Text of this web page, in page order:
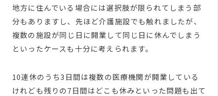
地方に住んでいる場合には選択肢が限られてしまう部
分もありますし、先ほど介護施設でも触れましたが、
複数の施設が同じ日に開業して同じ日に休んでしまう
といったケースも十分に考えられます。
10連休のうち3日間は複数の医療機関が開業している
けれども残りの7日間はどこも休みといった問題も出て